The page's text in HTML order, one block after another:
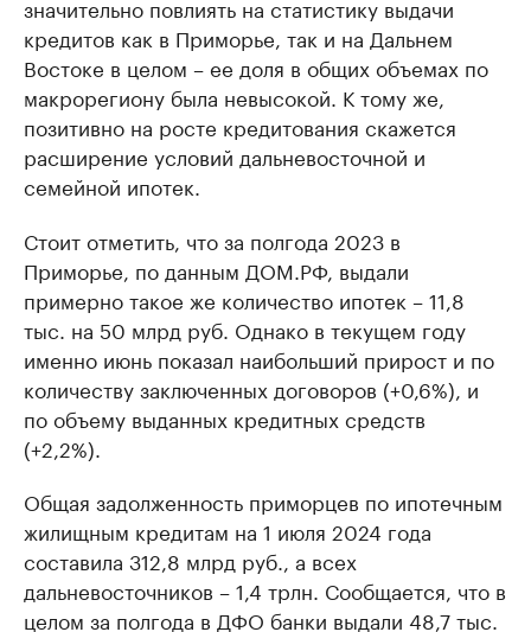
значительно повлиять на статистику выдачи
кредитов как в Приморье, так и на Дальнем
Востоке в целом – ее доля в общих объемах по
макрорегиону была невысокой. К тому же,
позитивно на росте кредитования скажется
расширение условий дальневосточной и
семейной ипотек.
Стоит отметить, что за полгода 2023 в
Приморье, по данным ДОМ.РФ, выдали
примерно такое же количество ипотек – 11,8
тыс. на 50 млрд руб. Однако в текущем году
именно июнь показал наибольший прирост и по
количеству заключенных договоров (+0,6%), и
по объему выданных кредитных средств
(+2,2%).
Общая задолженность приморцев по ипотечным
жилищным кредитам на 1 июля 2024 года
составила 312,8 млрд руб., а всех
дальневосточников – 1,4 трлн. Сообщается, что в
целом за полгода в ДФО банки выдали 48,7 тыс.